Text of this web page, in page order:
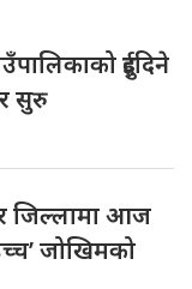
दुईदिने
सुरु
जिल्लामा आज
जोखिमको